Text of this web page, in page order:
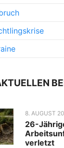
8. AUGUST
26-
verletzt